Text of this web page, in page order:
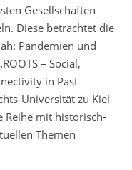
Gesellschaften
Diese betrachtet die
Pandemien und
– Social,
in Past
Universität zu Kiel
Reihe mit historisch-
Themen